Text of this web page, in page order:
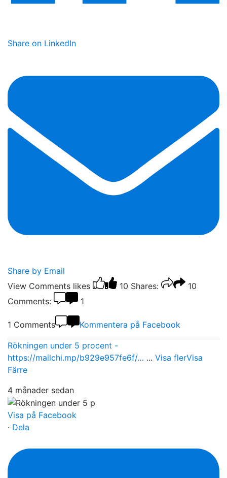
Share on LinkedIn
Share by Email
View Comments likes 10 Shares:
10
Comments:
1
1 Comments Kommentera på Facebook
Rökningen under 5 procent -
https://mailchi.mp/b929e957fe6f/… ... Visa flerVisa
Färre
4 månader sedan
Visa på Facebook
· Dela